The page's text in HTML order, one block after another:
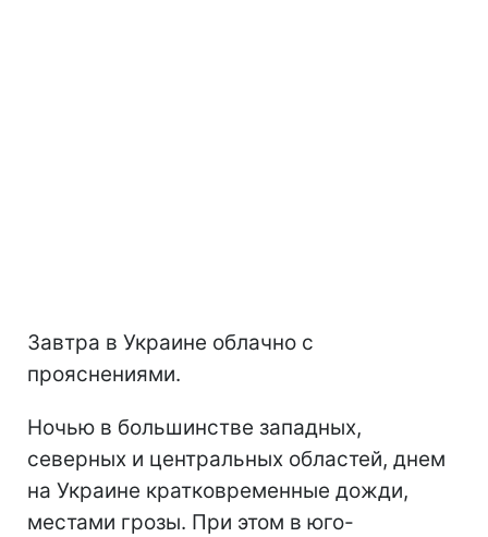
Завтра в Украине облачно с
прояснениями.
Ночью в большинстве западных,
северных и центральных областей, днем
на Украине кратковременные дожди,
местами грозы. При этом в юго-